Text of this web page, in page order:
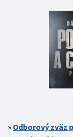
Odborový zväz